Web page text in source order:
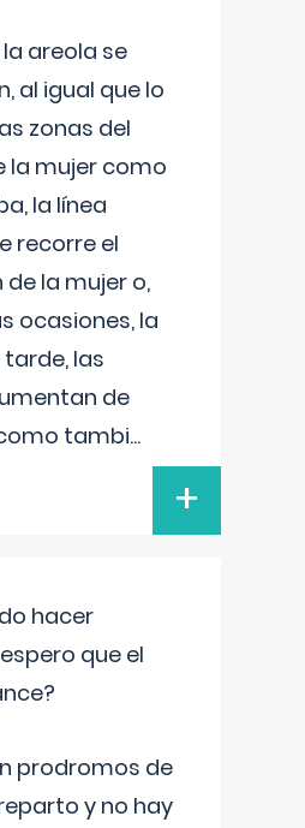
la areola se
al igual que lo
zonas del
la mujer como
la línea
recorre el
la mujer o,
ocasiones, la
las
de
tambi...
+
hacer
que el
prodromos de
y no hay